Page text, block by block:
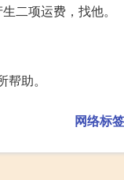
二项运费，找他。
助。
网络标